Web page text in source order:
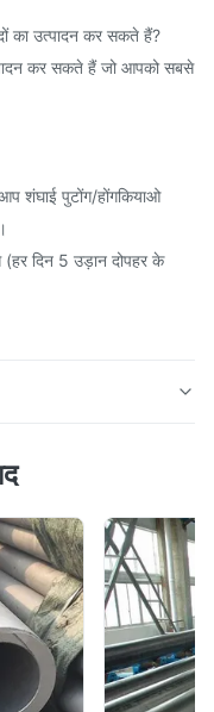
का उत्पादन कर सकते हैं?
कर सकते हैं जो आपको सबसे
शंघाई पुटोंग/होंगकियाओ
दिन 5 उड़ान दोपहर के
को दो श्रेणियों में बांटा
पाइप मोटाई 0.8 मिमी ~
श्रेण...